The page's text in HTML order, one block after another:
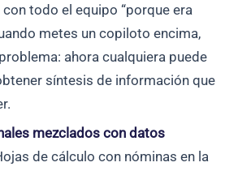
todo el equipo “porque era
metes un copiloto encima,
ahora cualquiera puede
síntesis de información que
mezclados con datos
de cálculo con nóminas en la